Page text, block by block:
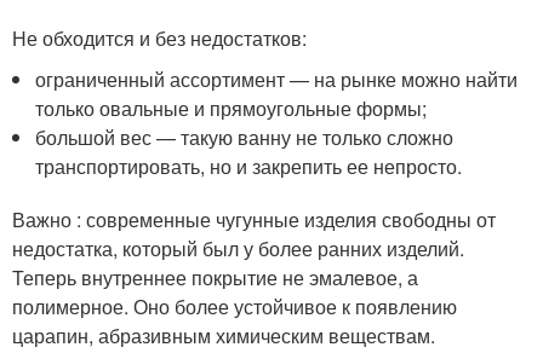
Не обходится и без недостатков:
ограниченный ассортимент — на рынке можно найти
только овальные и прямоугольные формы;
большой вес — такую ванну не только сложно
транспортировать, но и закрепить ее непросто.
Важно : современные чугунные изделия свободны от
недостатка, который был у более ранних изделий.
Теперь внутреннее покрытие не эмалевое, а
полимерное. Оно более устойчивое к появлению
царапин, абразивным химическим веществам.